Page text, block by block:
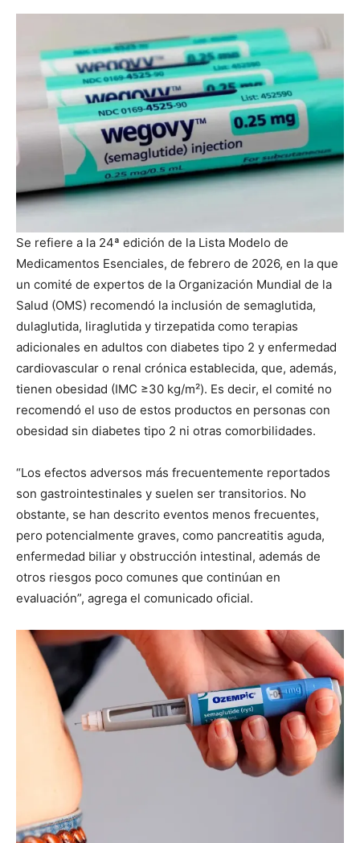
Se refiere a la 24ª edición de la Lista Modelo de
Medicamentos Esenciales, de febrero de 2026, en la que
un comité de expertos de la Organización Mundial de la
Salud (OMS) recomendó la inclusión de semaglutida,
dulaglutida, liraglutida y tirzepatida como terapias
adicionales en adultos con diabetes tipo 2 y enfermedad
cardiovascular o renal crónica establecida, que, además,
tienen obesidad (IMC ≥30 kg/m²). Es decir, el comité no
recomendó el uso de estos productos en personas con
obesidad sin diabetes tipo 2 ni otras comorbilidades.
“Los efectos adversos más frecuentemente reportados
son gastrointestinales y suelen ser transitorios. No
obstante, se han descrito eventos menos frecuentes,
pero potencialmente graves, como pancreatitis aguda,
enfermedad biliar y obstrucción intestinal, además de
otros riesgos poco comunes que continúan en
evaluación”, agrega el comunicado oficial.